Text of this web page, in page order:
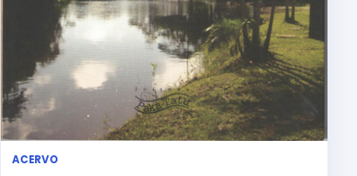
ACERVO